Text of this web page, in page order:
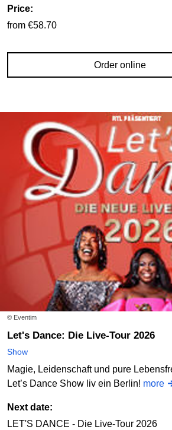
Price:
from €58.70
Order online
© Eventim
Let's Dance: Die Live-Tour 2026
Show
Magie, Leidenschaft und pure
Let’s Dance Show liv ein Berlin! more
Next date:
LET'S DANCE - Die Live-Tour 2026